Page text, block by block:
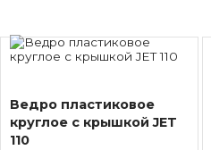
Ведро пластиковое
круглое с крышкой JET
110